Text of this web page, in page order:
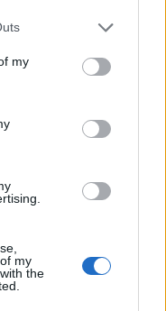
my
my
the
Días
cumpleaños
cultura
según